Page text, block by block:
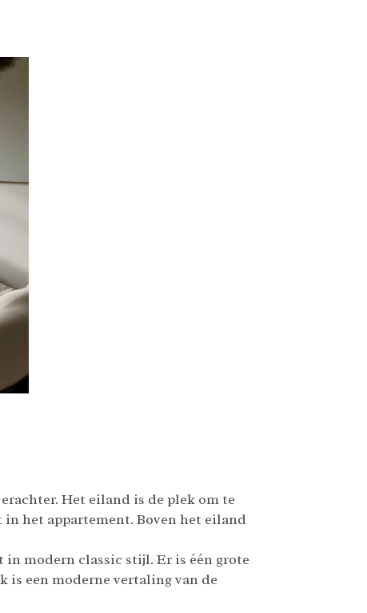
Het eiland is de plek om te
het appartement. Boven het eiland
modern classic stijl. Er is één grote
is een moderne vertaling van de